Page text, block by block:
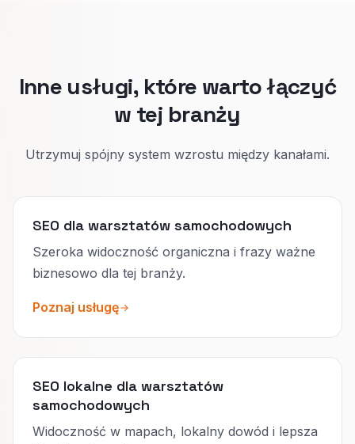
Inne usługi, które warto łączyć
w tej branży
Utrzymuj spójny system wzrostu między kanałami.
SEO dla warsztatów samochodowych
Szeroka widoczność organiczna i frazy ważne
biznesowo dla tej branży.
Poznaj usługę
SEO lokalne dla warsztatów
samochodowych
Widoczność w mapach, lokalny dowód i lepsza